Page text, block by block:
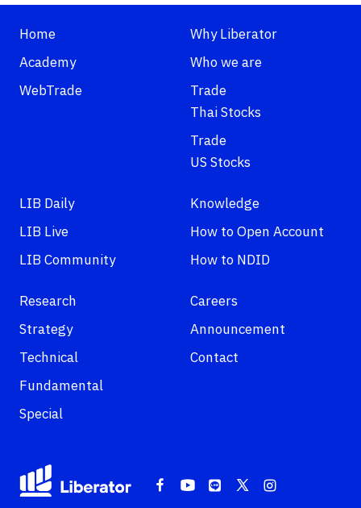
Home
Academy
WebTrade
Why Liberator
Who we are
Trade
Thai Stocks
Trade
US Stocks
LIB Daily
LIB Live
LIB Community
Knowledge
How to Open Account
How to NDID
Research
Strategy
Technical
Fundamental
Special
Careers
Announcement
Contact